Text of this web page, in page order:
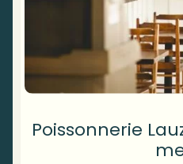
Poissonnerie